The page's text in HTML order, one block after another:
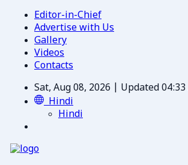
Editor-in-Chief
Advertise with Us
Gallery
Videos
Contacts
Sat, Aug 08, 2026 | Updated
Hindi
Hindi